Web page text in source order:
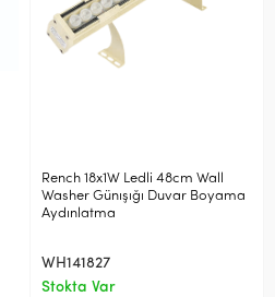
Rench 18x1W Ledli 48cm Wall
Washer Günışığı Duvar Boyama
Aydınlatma
WH141827
Stokta Var